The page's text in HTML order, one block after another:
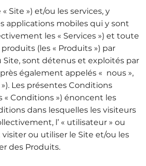
« Site ») et/ou les services, y
applications mobiles qui y sont
les « Services ») et toute
(les « Produits ») par
sont détenus et exploités par
également appelés « nous »,
»). Les présentes Conditions
« Conditions ») énoncent les
dans lesquelles les visiteurs
l’ « utilisateur » ou
visiter ou utiliser le Site et/ou les
des Produits.